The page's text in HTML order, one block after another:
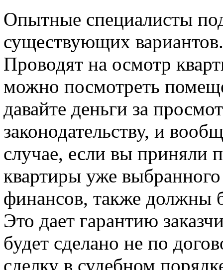
Опытные специалисты
существующих
Проводят на осмотр
можно посмотреть
давайте деньги за
законодательству, и
случае, если вы приняли
квартиры уже
финансов, также должны
Это дает гарантию
будет сделано не по
сделку в судебном